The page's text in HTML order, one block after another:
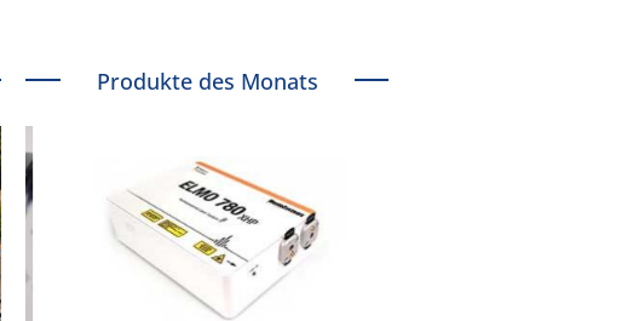
Produkte des Monats